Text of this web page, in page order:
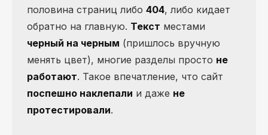
половина страниц либо 404, либо кидает
обратно на главную. Текст местами
черный на черным (пришлось вручную
менять цвет), многие разделы просто не
работают. Такое впечатление, что сайт
поспешно наклепали и даже не
протестировали.